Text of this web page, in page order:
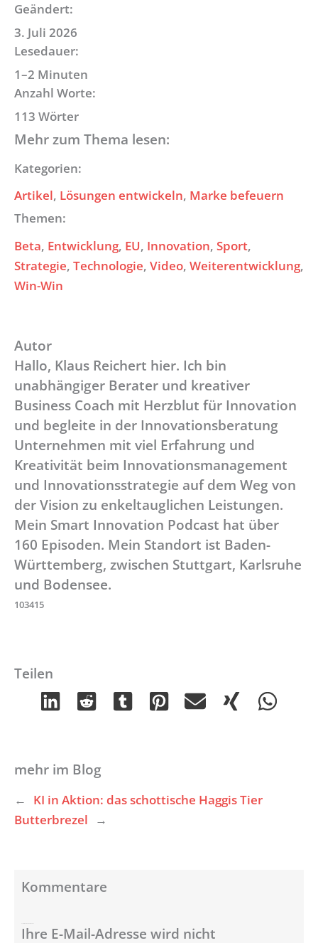
Geändert:
3. Juli 2026
Lesedauer:
1–2 Minuten
Anzahl Worte:
113 Wörter
Mehr zum Thema lesen:
Kategorien:
Artikel, Lösungen entwickeln, Marke befeuern
Themen:
Beta, Entwicklung, EU, Innovation, Sport
Strategie, Technologie, Video, Weiterentwicklung
Win-Win
Autor
Hallo, Klaus Reichert hier. Ich bin
unabhängiger Berater und kreativer
Business Coach mit Herzblut für Innovation
und begleite in der Innovationsberatung
Unternehmen mit viel Erfahrung und
Kreativität beim Innovationsmanagement
und Innovationsstrategie auf dem Weg von
der Vision zu enkeltauglichen Leistungen.
Mein Smart Innovation Podcast hat über
160 Episoden. Mein Standort ist Baden-
Württemberg, zwischen Stuttgart, Karlsruhe
und Bodensee.
103415
Teilen
mehr im Blog
←
KI in Aktion: das schottische Haggis Tier
Butterbrezel
→
Kommentare
Ihre E-Mail-Adresse wird nicht